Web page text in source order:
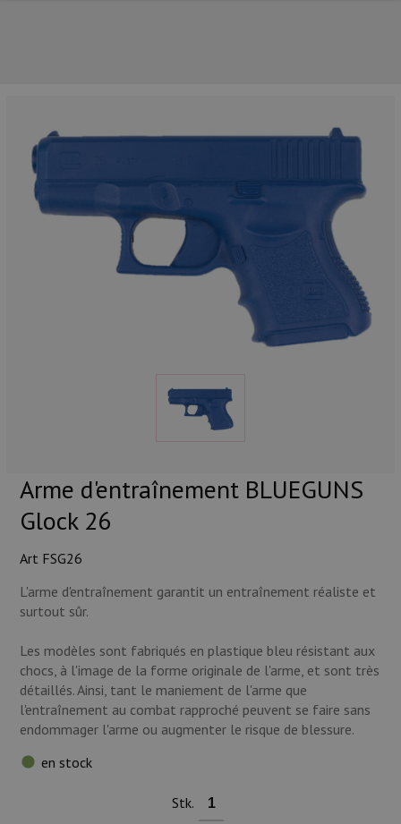
Arme d'entraînement BLUEGUNS
Glock 26
Art FSG26
L'arme d'entraînement garantit un entraînement réaliste et
surtout sûr.
Les modèles sont fabriqués en plastique bleu résistant aux
chocs, à l'image de la forme originale de l'arme, et sont très
détaillés. Ainsi, tant le maniement de l'arme que
l'entraînement au combat rapproché peuvent se faire sans
endommager l'arme ou augmenter le risque de blessure.
en stock
Stk.
NOS PRINCIPALES MARQUES
NOS CATÉGORIES PRINCIPALES
Lampes et accessoires